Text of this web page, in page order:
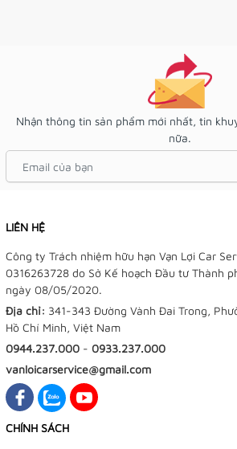
Nhận thông tin sản phẩm mới nhất, tin
nữa.
LIÊN HỆ
Công ty Trách nhiệm hữu hạn Vạn Lợi Car
0316263728 do Sở Kế hoạch Đầu tư Thành
ngày 08/05/2020.
Địa chỉ: 341-343 Đường Vành Đai Trong,
Hồ Chí Minh, Việt Nam
0944.237.000 - 0933.237.000
vanloicarservice@gmail.com
CHÍNH SÁCH